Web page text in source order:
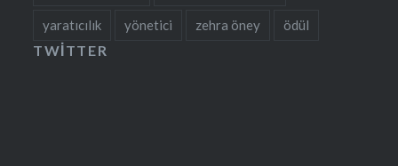
yaratıcılık yönetici zehra öney ödül
TWITTER